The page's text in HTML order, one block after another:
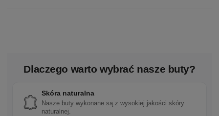
Dlaczego warto wybrać nasze buty?
Skóra naturalna
Nasze buty wykonane są z wysokiej jakości skóry
naturalnej.